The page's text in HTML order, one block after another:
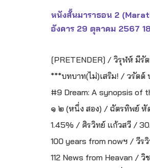
หนังสั้นมาราธอน 2
อังคาร 29 ตุลาคม 2567
[PRETENDER] / วิรุฬห์ มีรั
***บทบาท(ไม่)เสริม! / วรัตต์
#9 Dream: A synopsis of
๑ ๒ (หนึ่ง สอง) / ฉัตรทิพย์ หั
1.45% / ศิรวิทย์ แก้วสวี /
100 years from nowฯ / วีร
112 News from Heavan /